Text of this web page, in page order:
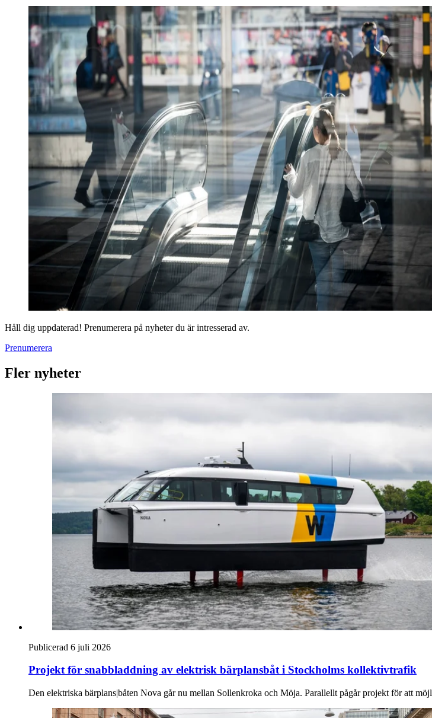
Håll dig uppdaterad! Prenumerera på nyheter du är intresserad av.
Prenumerera
Fler nyheter
Publicerad 6 juli 2026
Projekt för snabb­laddning av elektrisk bärplans­båt i Stockholms kollektivtrafik
Den elektriska bärplans|båten Nova går nu mellan Sollenkroka och Möja. Parallellt pågår projekt för att